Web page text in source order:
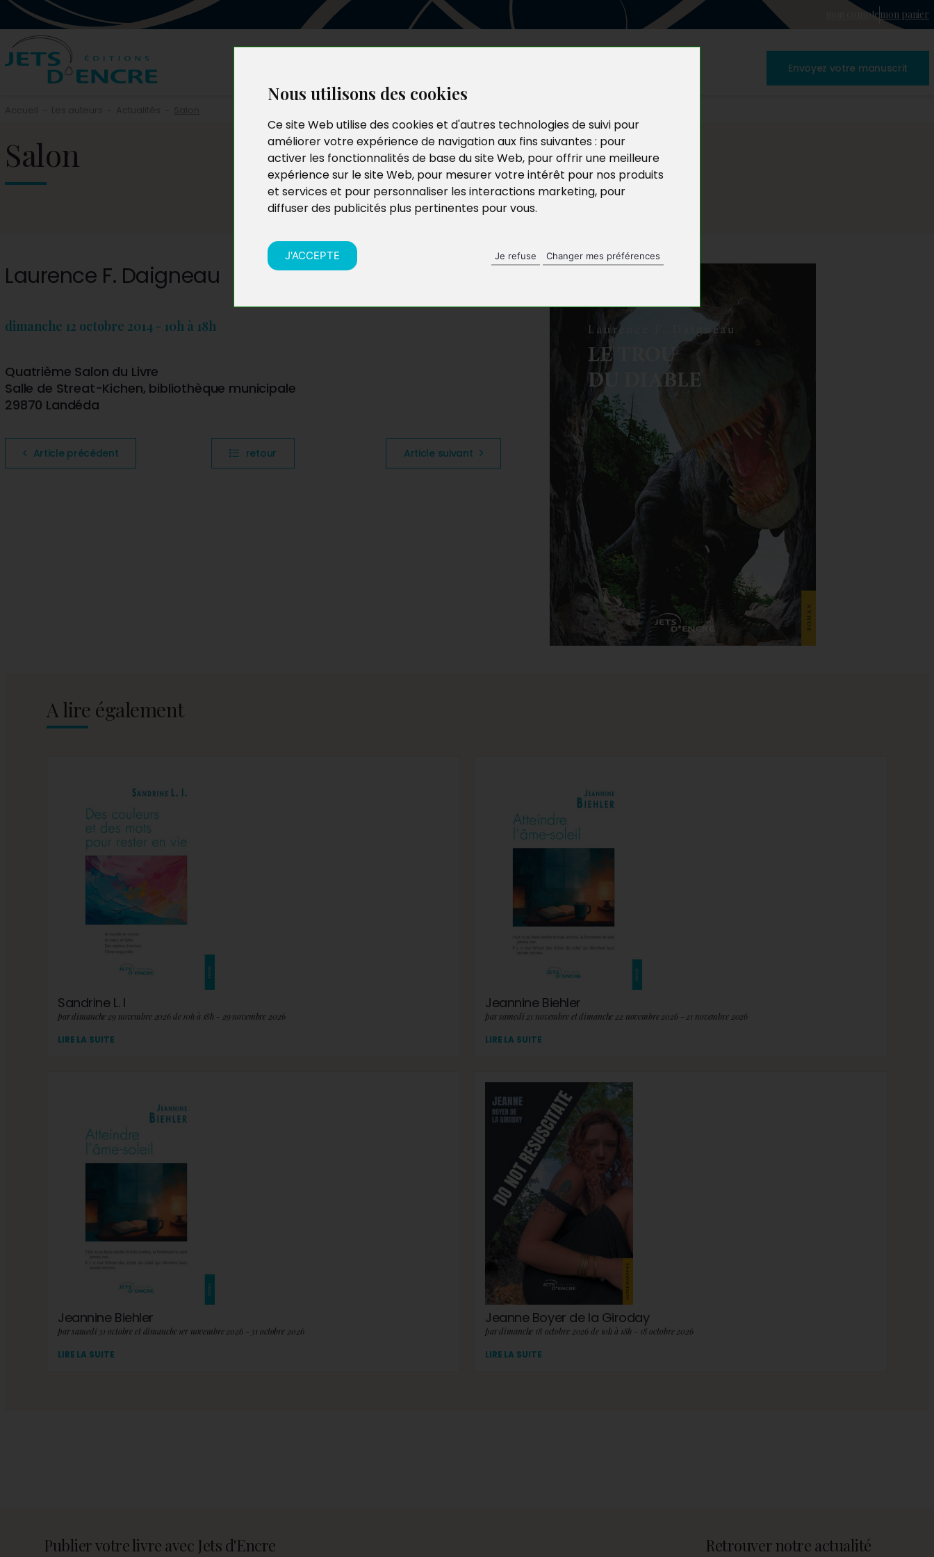
Nous utilisons des cookies
Ce site Web utilise des cookies et d'autres technologies de suivi pour
améliorer votre expérience de navigation aux fins suivantes : pour
activer les fonctionnalités de base du site Web, pour offrir une meilleure
expérience sur le site Web, pour mesurer votre intérêt pour nos produits
et services et pour personnaliser les interactions marketing, pour
diffuser des publicités plus pertinentes pour vous.
J'ACCEPTE Je refuse Changer mes préférences
mon comptemon panier
Envoyez votre manuscrit
Salon
Laurence F. Daigneau
dimanche 12 octobre 2014 - 10h à 18h
Quatrième Salon du Livre
Salle de Streat-Kichen, bibliothèque municipale
29870 Landéda
Article précédent retour Article suivant
A lire également
Sandrine L. I
par dimanche 29 novembre 2026 de 10h à 18h - 29 novembre 2026
LIRE LA SUITE
Jeannine Biehler
par samedi 21 novembre et dimanche 22 novembre 2026 - 21 novembre 2026
LIRE LA SUITE
Jeannine Biehler
par samedi 31 octobre et dimanche 1er novembre 2026 - 31 octobre 2026
LIRE LA SUITE
Jeanne Boyer de la Giroday
par dimanche 18 octobre 2026 de 10h à 18h - 18 octobre 2026
LIRE LA SUITE
Publier votre livre avec Jets d'Encre
Retrouver notre actualité